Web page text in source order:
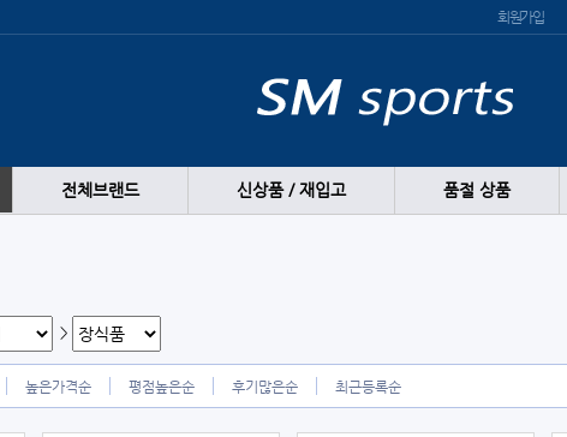
회원가입
전체브랜드 신상품 / 재입고 품절 상품
>
높은가격순 평점높은순 후기많은순 최근등록순